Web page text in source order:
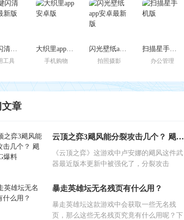
一键闪清官方最新版
工具
大织里app安卓版
手机购物
闪光壁纸app安卓最新版
拍照摄影
扫描星手机版
办公管理
章
云顶之弈3飓风能分裂攻击几个？ 飓风BUG爆料
《云顶之弈》这游戏中卢安娜的飓风这件武
器最近版本更新中被强化了，分裂攻击
暴走英雄坛无名残页有什么用？
暴走英雄坛这款游戏中会获取一些无名残
页，那么这些无名残页究竟有什么用呢？下